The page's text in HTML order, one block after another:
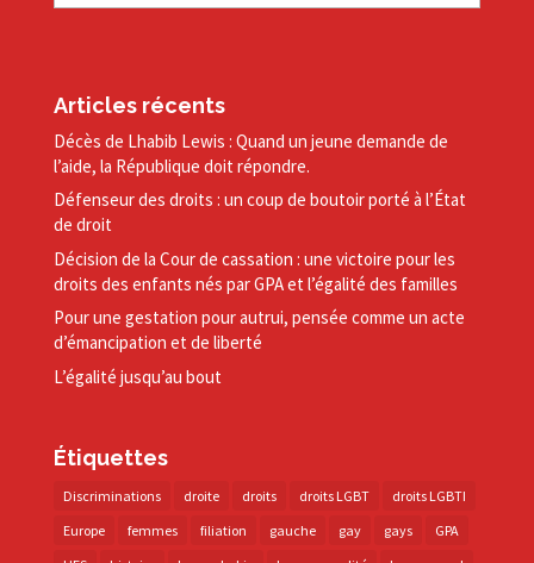
Articles récents
Décès de Lhabib Lewis : Quand un jeune demande de
l’aide, la République doit répondre.
Défenseur des droits : un coup de boutoir porté à l’État
de droit
Décision de la Cour de cassation : une victoire pour les
droits des enfants nés par GPA et l’égalité des familles
Pour une gestation pour autrui, pensée comme un acte
d’émancipation et de liberté
L’égalité jusqu’au bout
Étiquettes
Discriminations droite droits droits LGBT
droits LGBTI
Europe
femmes filiation gauche gay gays
GPA